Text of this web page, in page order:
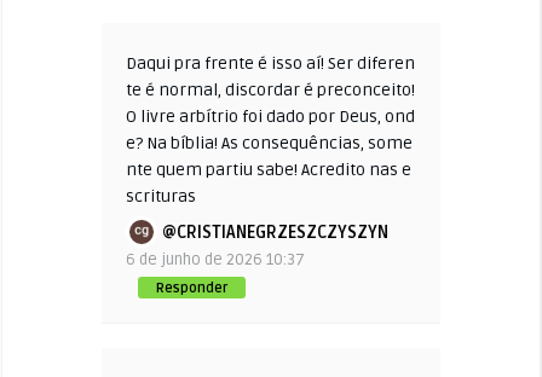
Daqui pra frente é isso aí! Ser diferen
te é normal, discordar é preconceito!
O livre arbítrio foi dado por Deus, ond
e? Na bíblia! As consequências, some
nte quem partiu sabe! Acredito nas e
scrituras
@CRISTIANEGRZESZCZYSZYN
6 de junho de 2026 10:37
Responder